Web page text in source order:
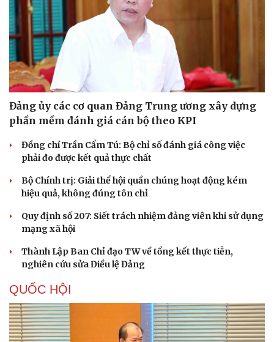
Du lịch
Tư vấn
Săn Tour
Podcast
Câu chuyện thời sự
Đọc truyện đêm khuya
Kể chuyện cho bé
Hạt giống tâm hồn
Đảng ủy các cơ quan Đảng Trung ương xây dựng
phần mềm đánh giá cán bộ theo KPI
Đồng chí Trần Cẩm Tú: Bộ chỉ số đánh giá công việc
phải đo được kết quả thực chất
Bộ Chính trị: Giải thể hội quần chúng hoạt động kém
hiệu quả, không đúng tôn chỉ
Quy định số 207: Siết trách nhiệm đảng viên khi sử dụng
mạng xã hội
Thành Lập Ban Chỉ đạo TW về tổng kết thực tiễn,
nghiên cứu sửa Điều lệ Đảng
QUỐC HỘI